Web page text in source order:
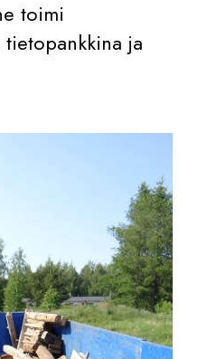
toimi
ja